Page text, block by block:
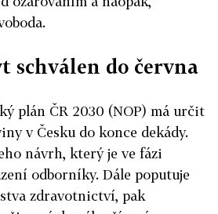
schválen do června
plán ČR 2030 (NOP) má určit
v Česku do konce dekády.
návrh, který je ve fázi
odborníky. Dále poputuje
zdravotnictví, pak